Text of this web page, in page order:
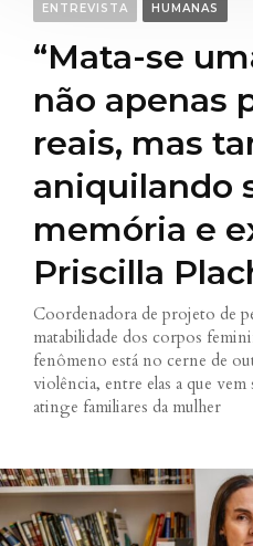
ENTREVISTA HUMANAS
“Mata-se
não apenas
reais, mas
aniquilando
memória e
Priscilla
Coordenadora de projeto de
matabilidade dos corpos
fenômeno está no cerne de
violência, entre elas a que vem
atinge familiares da mulher